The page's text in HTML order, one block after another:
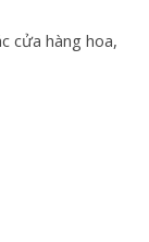
cửa hàng hoa,